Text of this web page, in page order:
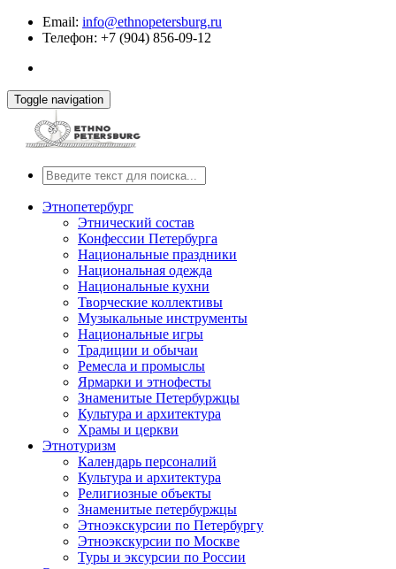
Email: info@ethnopetersburg.ru
Телефон: +7 (904) 856-09-12
Toggle navigation
Этнопетербург
Этнический состав
Конфессии Петербурга
Национальные праздники
Национальная одежда
Национальные кухни
Творческие коллективы
Музыкальные инструменты
Национальные игры
Традиции и обычаи
Ремесла и промыслы
Ярмарки и этнофесты
Знаменитые Петербуржцы
Культура и архитектура
Храмы и церкви
Этнотуризм
Календарь персоналий
Культура и архитектура
Религиозные объекты
Знаменитые петербуржцы
Этноэкскурсии по Петербургу
Этноэкскурсии по Москве
Туры и эксурсии по России